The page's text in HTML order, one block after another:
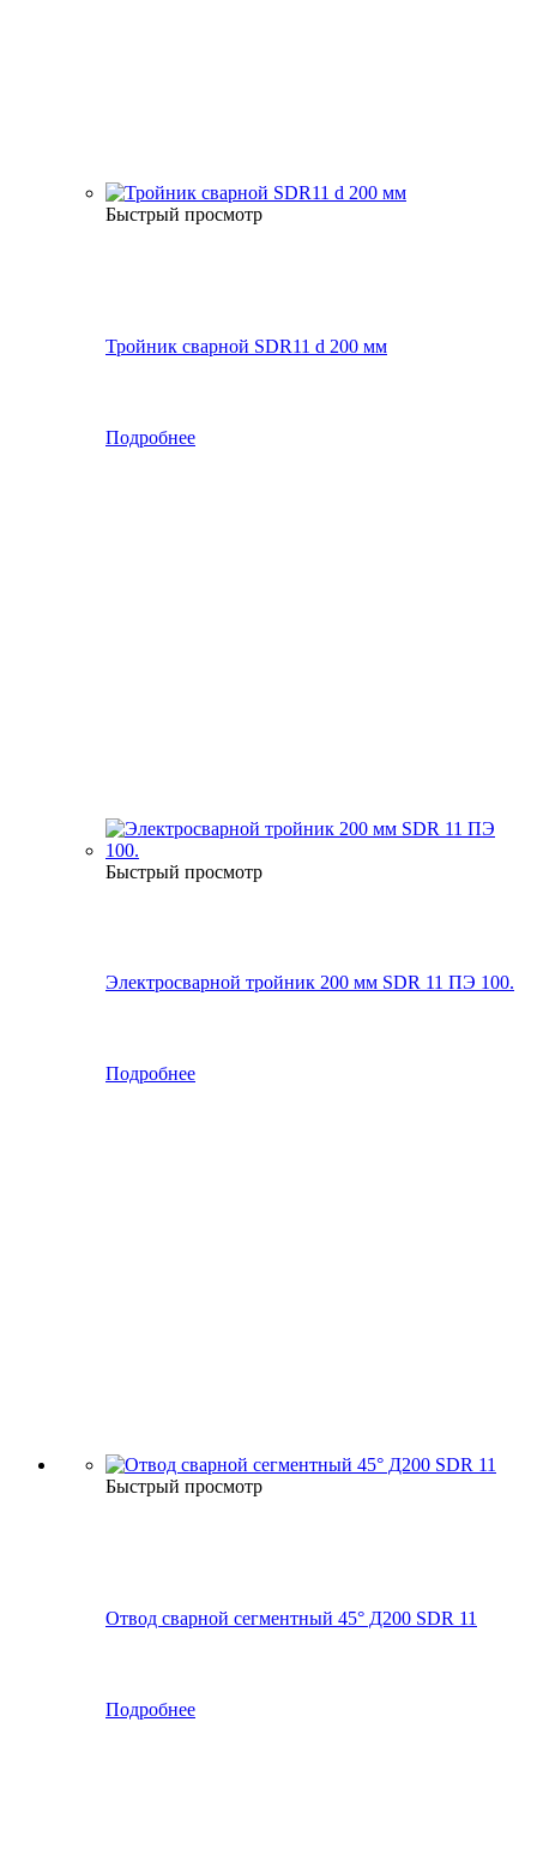
Быстрый просмотр
Тройник сварной SDR11 d 200 мм
Подробнее
Быстрый просмотр
Электросварной тройник 200 мм SDR 11 ПЭ 100.
Подробнее
Быстрый просмотр
Отвод сварной сегментный 45° Д200 SDR 11
Подробнее